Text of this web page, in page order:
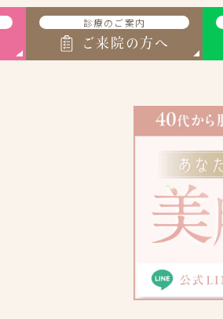
診療のご案内
ご来院の方へ